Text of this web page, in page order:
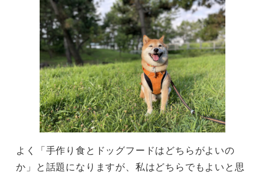
よく「手作り食とドッグフードはどちらがよいの
か」と話題になりますが、私はどちらでもよいと思